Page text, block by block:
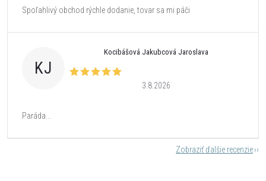
Spoľahlivý obchod rýchle dodanie, tovar sa mi páči
KJ
Kocibášová Jakubcová Jaroslava
3.8.2026
Paráda...
Zobraziť ďalšie recenzie